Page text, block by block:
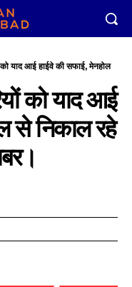
को याद आई हाईवे की सफाई, मेनहोल
को याद आई
से निकाल रहे